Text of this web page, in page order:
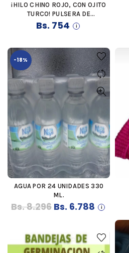
COMPRAR
¡HILO CHINO ROJO, CON OJITO
TURCO! PULSERA DE
PROTECCIÓN
Bs. 754
-18%
COMPRAR
AGUA POR 24 UNIDADES 330
ML.
Bs.8.296 El
original
era:
Bs. 6.788 El
precio
actual
es: